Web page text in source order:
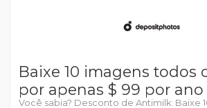
Baixe 10 imagens todos
por apenas $ 99 por ano
Você sabia? Desconto de Antimilk: Baixe